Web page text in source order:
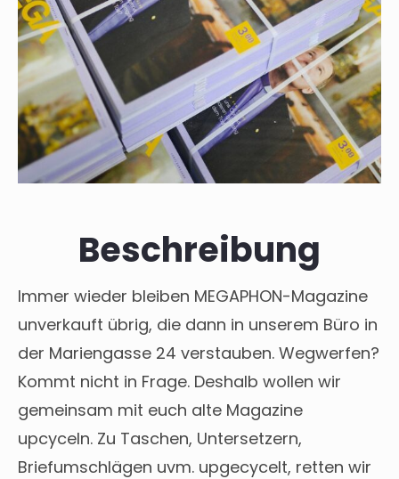
Beschreibung
Immer wieder bleiben MEGAPHON-Magazine
unverkauft übrig, die dann in unserem Büro in
der Mariengasse 24 verstauben. Wegwerfen?
Kommt nicht in Frage. Deshalb wollen wir
gemeinsam mit euch alte Magazine
upcyceln. Zu Taschen, Untersetzern,
Briefumschlägen uvm. upgecycelt, retten wir